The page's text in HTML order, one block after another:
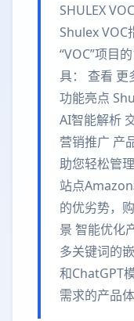
SHULEX
Shulex VOC
“VOC”项目
具： 查看 更
功能亮点
AI智能解析
营销推广 产
助您轻松管
站点
的优劣势，
景 智能优化
多关键词的
和ChatGPT
需求的产品